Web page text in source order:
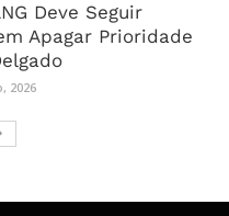
Deve Seguir
Apagar Prioridade
2026